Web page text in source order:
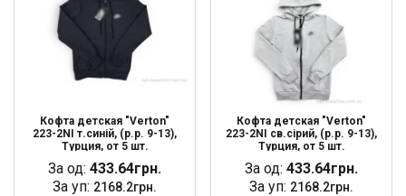
Кофта детская "Verton"
223-2NI т.синій, (р.р. 9-13),
Турция, от 5 шт.
За од: 433.64грн.
За уп: 2168.2грн.
Кофта детская "Verton"
223-2NI св.сірий, (р.р. 9-13),
Турция, от 5 шт.
За од: 433.64грн.
За уп: 2168.2грн.